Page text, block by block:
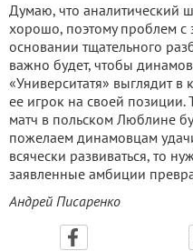
Думаю, что аналитический
хорошо, поэтому проблем с
основании тщательного
важно будет, чтобы
«Университатя» выглядит
ее игрок на своей
матч в польском Люблине
пожелаем динамовцам
всячески развиваться, то
заявленные амбиции
Андрей Писаренко